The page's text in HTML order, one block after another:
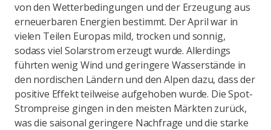
von den Wetterbedingungen und der Erzeugung aus
erneuerbaren Energien bestimmt. Der April war in
vielen Teilen Europas mild, trocken und sonnig,
sodass viel Solarstrom erzeugt wurde. Allerdings
führten wenig Wind und geringere Wasserstände in
den nordischen Ländern und den Alpen dazu, dass der
positive Effekt teilweise aufgehoben wurde. Die Spot-
Strompreise gingen in den meisten Märkten zurück,
was die saisonal geringere Nachfrage und die starke